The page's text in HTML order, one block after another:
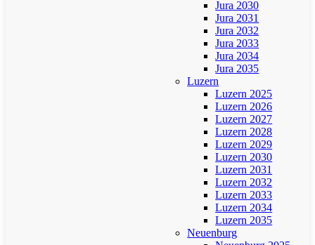
Jura 2030
Jura 2031
Jura 2032
Jura 2033
Jura 2034
Jura 2035
Luzern
Luzern 2025
Luzern 2026
Luzern 2027
Luzern 2028
Luzern 2029
Luzern 2030
Luzern 2031
Luzern 2032
Luzern 2033
Luzern 2034
Luzern 2035
Neuenburg